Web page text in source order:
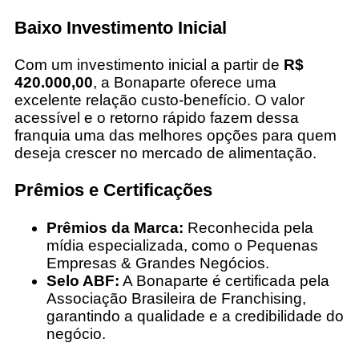
Baixo Investimento Inicial
Com um investimento inicial a partir de R$
420.000,00, a Bonaparte oferece uma
excelente relação custo-benefício. O valor
acessível e o retorno rápido fazem dessa
franquia uma das melhores opções para quem
deseja crescer no mercado de alimentação.
Prêmios e Certificações
Prêmios da Marca: Reconhecida pela
mídia especializada, como o Pequenas
Empresas & Grandes Negócios.
Selo ABF: A Bonaparte é certificada pela
Associação Brasileira de Franchising,
garantindo a qualidade e a credibilidade do
negócio.